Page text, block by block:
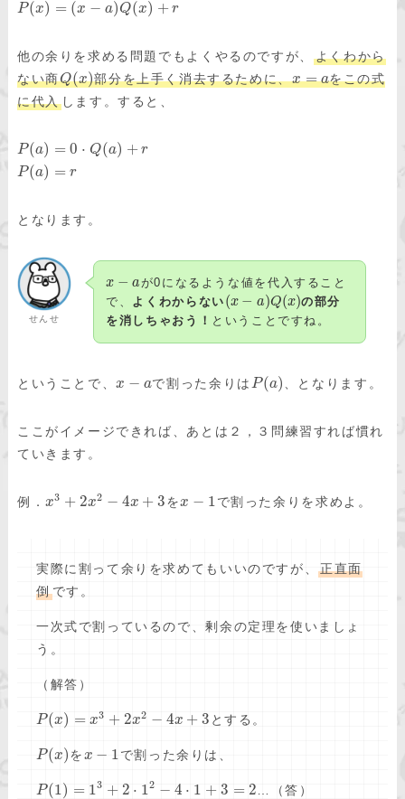
P(x) = (x − a)Q(x) + r
他の余りを求める問題でもよくやるのですが、
よくわから
ない商Q(x)部分を上手く消去するために、x = aをこの式
に代入します。すると、
P(a) = 0 ⋅ Q(a) + r
P(a) = r
となります。
せんせ
x − aが0になるような値を代入すること
で、 よくわからない (x − a)Q(x)の部分
を消しちゃおう！ ということですね。
ということで、x − aで割った余りはP(a) 、となります。
ここがイメージできれば、あとは２，３問練習すれば慣れ
ていきます。
例．x3 + 2x2 − 4x + 3をx − 1で割った余りを求めよ。
実際に割って余りを求めてもいいのですが、正直面
倒です。
一次式で割っているので、剰余の定理を使いましょ
う。
（解答）
P(x) = x3 + 2x2 − 4x + 3 とする。
P(x)をx − 1で割った余りは、
P(1) = 13 + 2 ⋅ 12 − 4 ⋅ 1 + 3 = 2 …（答）